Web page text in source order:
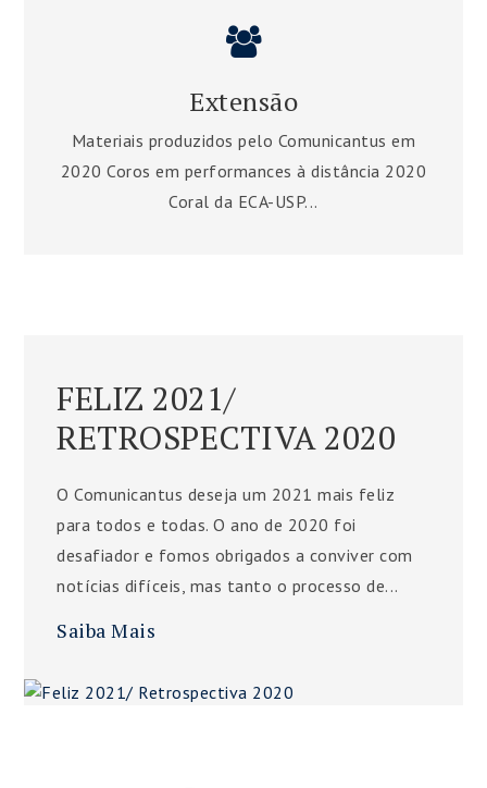
Extensão
Materiais produzidos pelo Comunicantus em
2020 Coros em performances à distância 2020
Coral da ECA-USP...
FELIZ 2021/
RETROSPECTIVA 2020
O Comunicantus deseja um 2021 mais feliz
para todos e todas. O ano de 2020 foi
desafiador e fomos obrigados a conviver com
notícias difíceis, mas tanto o processo de...
Saiba Mais